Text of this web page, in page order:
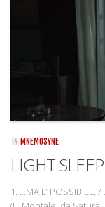
IN MNEMOSYNE
LIGHT
1. …MA E’ POSSIBILE,